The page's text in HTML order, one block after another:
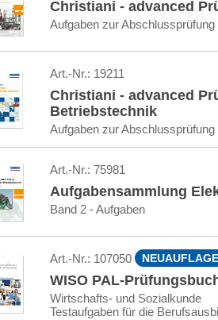
Christiani - advanced
Aufgaben zur Abschlussprüfung
Art.-Nr.: 19211
Christiani - advanced
Betriebstechnik
Aufgaben zur Abschlussprüfung
Art.-Nr.: 75981
Aufgabensammlung
Band 2 - Aufgaben
Art.-Nr.: 107050 NEUAUFLAGE
WISO PAL-
Wirtschafts- und Sozialkunde
Testaufgaben für die